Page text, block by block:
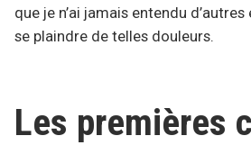
que je n’ai jamais entendu
se plaindre de telles douleurs.
Les premières